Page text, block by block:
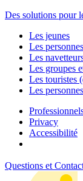
Des solutions pour
Les jeunes
Les
Les
Les groupes
Les touristes
Les
Privacy
Accessibilité
Questions et